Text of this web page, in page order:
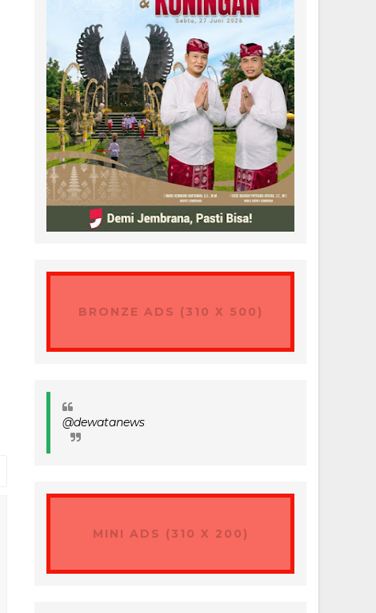
BRONZE ADS (310 X 500)
@dewatanews
MINI ADS (310 X 200)